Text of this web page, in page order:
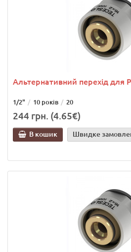
Альтернативний перехід для
1/2" 10 років 20
244 грн. (4.65€)
В кошик Швидке